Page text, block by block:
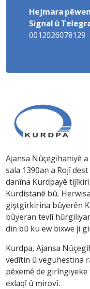
Hejmara
Signal û
0012026078129
Ajansa Nûçegihaniyê
sala 1390an a Rojî
danîna Kurdpayê
Kurdistanê bû.
giştgirkirina bûyerên
bûyeran tevlî
din bû ku ew bixwe ji
Kurdpa, Ajansa
vedîtin û veguhestina
pêxemê de
exlaqî û mirovî.